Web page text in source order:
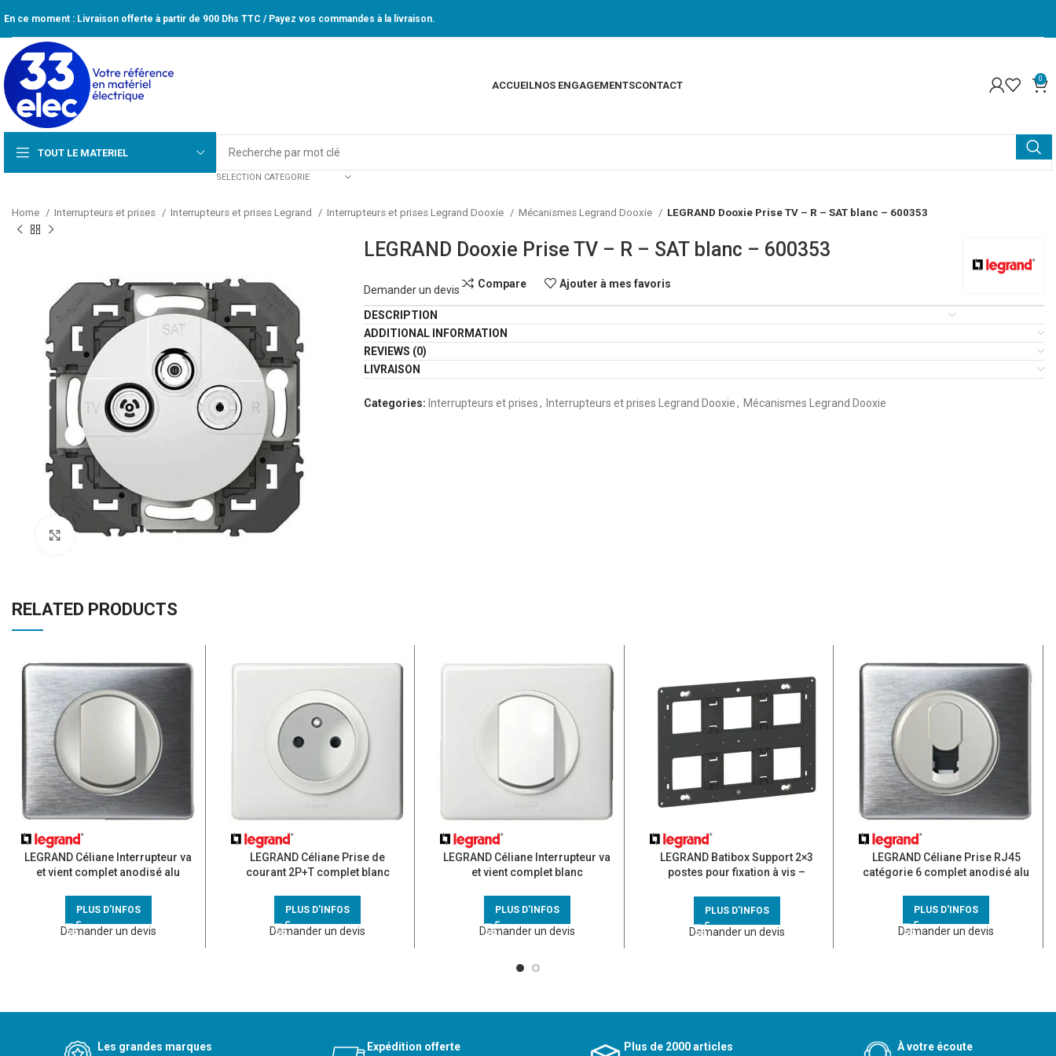
En ce moment : Livraison offerte à partir de 900 Dhs TTC / Payez vos commandes à la livraison.
ACCUEILNOS ENGAGEMENTSCONTACT
0
TOUT LE MATERIEL
SELECTION CATEGORIE
Home Interrupteurs et prises Interrupteurs et prises Legrand Interrupteurs et prises Legrand Dooxie Mécanismes Legrand Dooxie LEGRAND Dooxie Prise TV – R – SAT blanc – 600353
Click to enlarge
LEGRAND Dooxie Prise TV – R – SAT blanc – 600353
Demander un devis
Compare Ajouter à mes favoris
DESCRIPTION
ADDITIONAL INFORMATION
REVIEWS (0)
LIVRAISON
Categories: Interrupteurs et prises, Interrupteurs et prises Legrand Dooxie, Mécanismes Legrand Dooxie
RELATED PRODUCTS
LEGRAND Céliane Interrupteur va
et vient complet anodisé alu
PLUS D'INFOS
Demander un devis
LEGRAND Céliane Prise de
courant 2P+T complet blanc
PLUS D'INFOS
Demander un devis
LEGRAND Céliane Interrupteur va
et vient complet blanc
PLUS D'INFOS
Demander un devis
LEGRAND Batibox Support 2×3
postes pour fixation à vis –
PLUS D'INFOS
Demander un devis
LEGRAND Céliane Prise RJ45
catégorie 6 complet anodisé alu
PLUS D'INFOS
Demander un devis
Les grandes marques Expédition offerte Plus de 2000 articles À votre écoute